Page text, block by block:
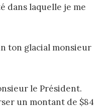
dans laquelle je me
ton glacial monsieur
le Président.
un montant de $84